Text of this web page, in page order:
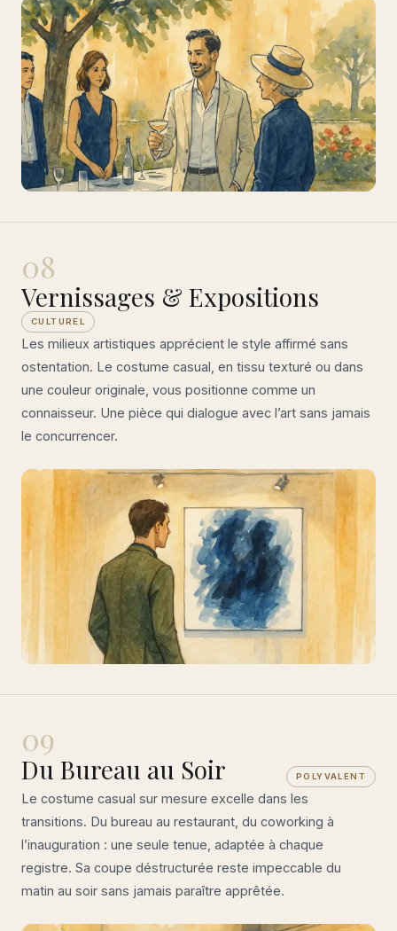
08
Vernissages & Expositions
CULTUREL
Les milieux artistiques apprécient le style affirmé sans
ostentation. Le costume casual, en tissu texturé ou dans
une couleur originale, vous positionne comme un
connaisseur. Une pièce qui dialogue avec l’art sans jamais
le concurrencer.
09
Du Bureau au Soir POLYVALENT
Le costume casual sur mesure excelle dans les
transitions. Du bureau au restaurant, du coworking à
l’inauguration : une seule tenue, adaptée à chaque
registre. Sa coupe déstructurée reste impeccable du
matin au soir sans jamais paraître apprêtée.